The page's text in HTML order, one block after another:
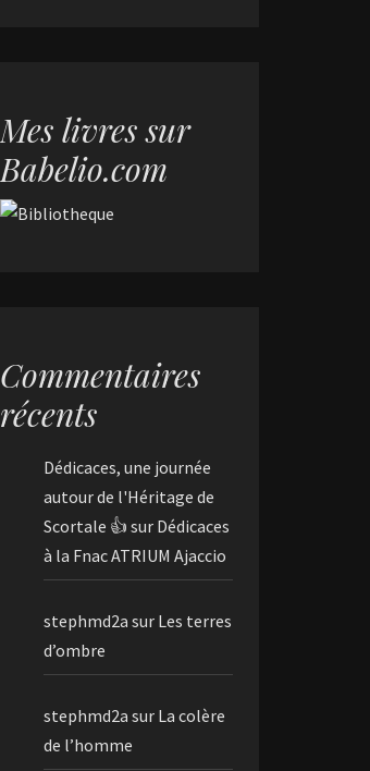
Mes livres sur
Babelio.com
Commentaires
récents
Dédicaces, une journée
autour de l'Héritage de
Scortale 👍 sur Dédicaces
à la Fnac ATRIUM Ajaccio
stephmd2a sur Les terres
d’ombre
stephmd2a sur La colère
de l’homme